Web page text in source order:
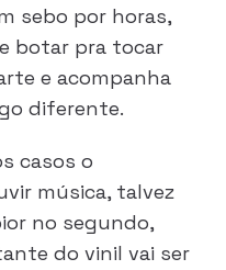
sebo por horas,
botar pra tocar
e acompanha
diferente.
casos o
música, talvez
no segundo,
do vinil vai ser